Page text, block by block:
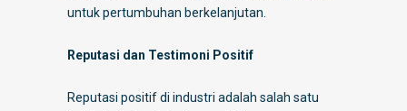
untuk pertumbuhan berkelanjutan.
Reputasi dan Testimoni Positif
Reputasi positif di industri adalah salah satu